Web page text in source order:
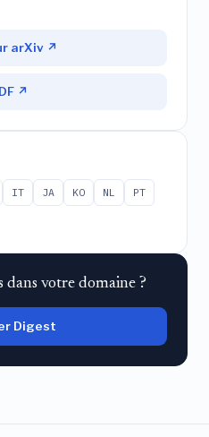
arXiv ↗
↗
IT JA KO NL
PT
dans votre domaine ?
Digest